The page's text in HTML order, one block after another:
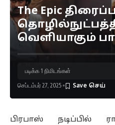
The Epic
வெளியாகும்
செப்டம்பர் 27, 2025
படிக்க 1 நிமிடங்கள்
பிரபாஸ் நடிப்பில்